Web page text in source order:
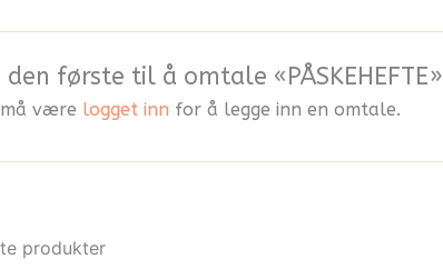
den første til å omtale «PÅSKEHEFTE»
være logget inn for å legge inn en omtale.
produkter